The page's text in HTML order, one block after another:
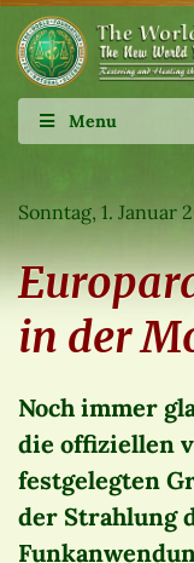
Menu
Sonntag, 1. Januar
in der
Noch immer
die offiziellen
festgelegten
der Strahlung